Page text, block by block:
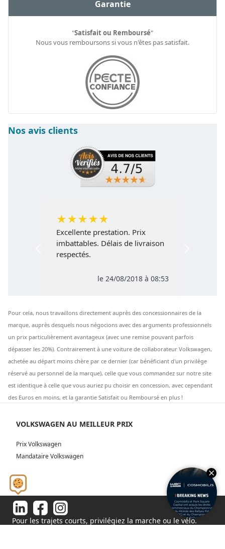
Garantie
"Satisfait ou Remboursé"
Nous vous remboursons si vous n'êtes pas satisfait.
Nos avis clients
★★★★★
Excellente prestation. Prix
imbattables. Délais de livraison
respectés.
le 24/08/2018 à 08:53
Pour cela, nous travaillons directement auprès des concessionnaires de la
marque, auprès desquels nous négocions avec des arguments professionnels
un prix particulièrement avantageux (avec une remise pouvant parfois
dépasser les 20%). Contrairement à une voiture de collaborateur Volkswagen,
achetée au départ moins chère par ce dernier (car bénéficiant d'un privilège
réservé au personnel de la marque), celle que vous commandez sur notre site
est identique à celle que vous auriez pu choisir en concession, avec cependant
des Euros en moins, et la garantie Satisfait ou Remboursé en plus !
VOLKSWAGEN AU MEILLEUR PRIX
Prix Volkswagen
Mandataire Volkswagen
Pour les trajets courts, privilégiez la marche ou le vélo.